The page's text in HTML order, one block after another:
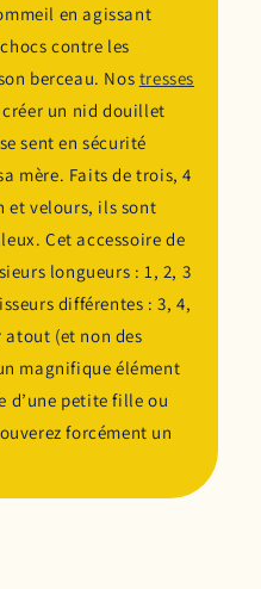
en agissant
contre les
berceau. Nos tresses
un nid douillet
sent en sécurité
mère. Faits de trois, 4
et velours, ils sont
Cet accessoire de
longueurs : 1, 2, 3
différentes : 3, 4,
(et non des
magnifique élément
d’une petite fille ou
forcément un